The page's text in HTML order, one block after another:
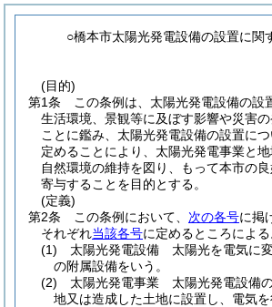
○橋本市太陽光発電設備の設置に関
(目的)
第1条
この条例は、太陽光発電設備の設
生活環境、景観等に及ぼす影響や災害
ことに鑑み、太陽光発電設備の設置に
定めることにより、太陽光発電事業と
自然環境の維持を図り、もって本市の
寄与することを目的とする。
(定義)
第2条
この条例において、 次の各号に掲
それぞれ当該各号に定めるところによる
(1)
太陽光発電設備 太陽光を電気に
の附属設備をいう。
(2)
太陽光発電事業 太陽光発電設備
地又は造成した土地に設置し、電気を